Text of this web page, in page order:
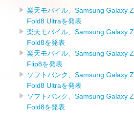
楽天モバイル、Samsung Galaxy Z
Fold8 Ultraを発表
楽天モバイル、Samsung Galaxy Z
Fold8を発表
楽天モバイル、Samsung Galaxy Z
Flip8を発表
ソフトバンク、Samsung Galaxy Z
Fold8 Ultraを発表
ソフトバンク、Samsung Galaxy Z
Fold8を発表